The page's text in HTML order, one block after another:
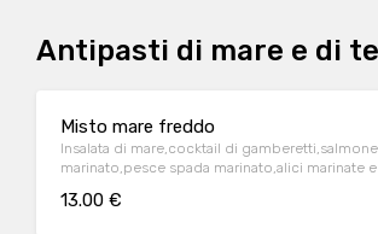
Antipasti di mare e di
Misto mare freddo
Insalata di mare,cocktail di gamberetti,salmone
marinato,pesce spada marinato,alici marinate
13.00 €